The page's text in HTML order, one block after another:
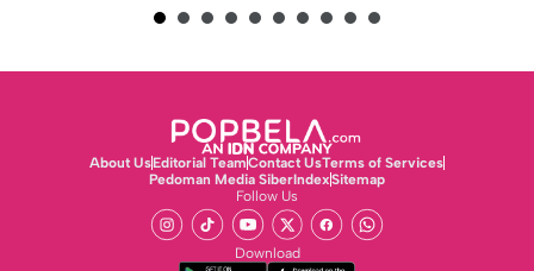
About UsEditorial TeamContact UsTerms of Services
Pedoman Media SiberIndexSitemap
Follow Us
Download